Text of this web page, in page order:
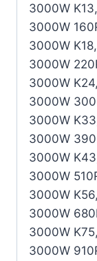
3000W
3000W
3000W
3000W
3000W
3000W
3000W
3000W
3000W
3000W
3000W
3000W
3000W
3000W